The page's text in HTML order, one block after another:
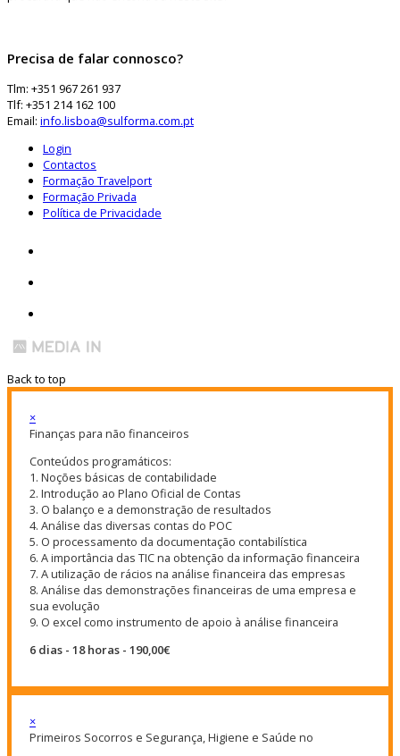
Precisa de falar connosco?
Tlm: +351 967 261 937
Tlf: +351 214 162 100
Email: info.lisboa@sulforma.com.pt
Login
Contactos
Formação Travelport
Formação Privada
Política de Privacidade
Back to top
×
Finanças para não financeiros
Conteúdos programáticos:
1. Noções básicas de contabilidade
2. Introdução ao Plano Oficial de Contas
3. O balanço e a demonstração de resultados
4. Análise das diversas contas do POC
5. O processamento da documentação contabilística
6. A importância das TIC na obtenção da informação financeira
7. A utilização de rácios na análise financeira das empresas
8. Análise das demonstrações financeiras de uma empresa e
sua evolução
9. O excel como instrumento de apoio à análise financeira
6 dias - 18 horas - 190,00€
×
Primeiros Socorros e Segurança, Higiene e Saúde no